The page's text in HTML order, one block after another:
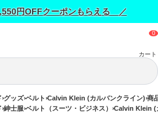
円OFFクーポンもらえる ／
カート
グッズ ベルト Calvin Klein (カルバンクライン) 商
紳士服 ベルト（スーツ・ビジネス） Calvin Klein (